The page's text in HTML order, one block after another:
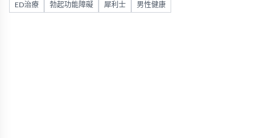
ED治療 勃起功能障礙 犀利士 男性健康